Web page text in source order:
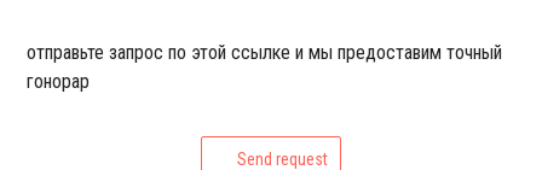
отправьте запрос по этой ссылке и мы предоставим точный
гонорар
Send request